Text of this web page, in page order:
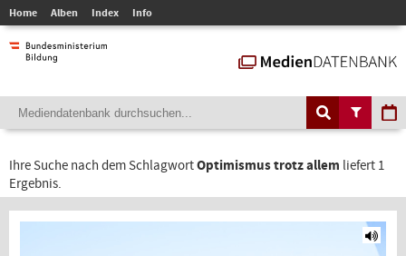
Home Alben Index Info
Ihre Suche nach dem SchlagwortOptimismus trotz allem liefert 1
Ergebnis.